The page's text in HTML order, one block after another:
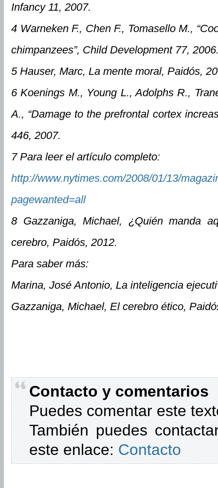
Infancy 11, 2007.
4 Warneken F., Chen F., Tomasello M.,
chimpanzees”, Child Development 77,
5 Hauser, Marc, La mente moral, Paidós,
6 Koenings M., Young L., Adolphs R.,
A., “Damage to the prefrontal cortex
446, 2007.
7 Para leer el artículo completo:
http://www.nytimes.com/2008/01/13/
pagewanted=all
8 Gazzaniga, Michael, ¿Quién manda
cerebro, Paidós, 2012.
Para saber más:
Marina, José Antonio, La inteligencia
Gazzaniga, Michael, El cerebro ético,
Contacto y comentarios
Puedes comentar este
También puedes
este enlace: Contacto